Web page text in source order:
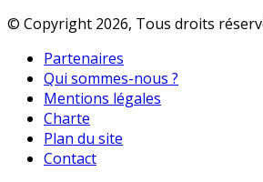
© Copyright 2026, Tous droits
Partenaires
Qui sommes-nous ?
Mentions légales
Charte
Plan du site
Contact